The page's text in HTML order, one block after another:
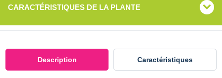
CARACTÉRISTIQUES DE LA PLANTE
Description Caractéristiques